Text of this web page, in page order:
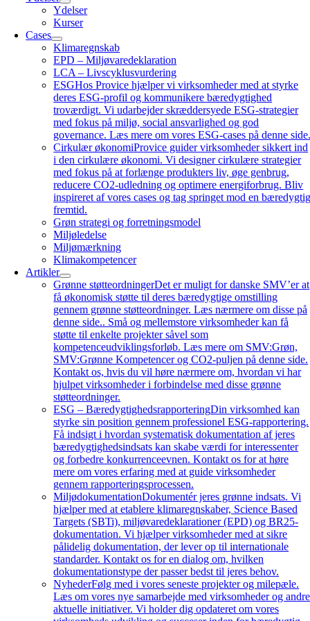
Ydelser
Kurser
Cases
Klimaregnskab
EPD – Miljøvaredeklaration
LCA – Livscyklusvurdering
ESGHos Provice hjælper vi virksomheder med at styrke
deres ESG-profil og kommunikere bæredygtighed
troværdigt. Vi udarbejder skræddersyede ESG-strategier
med fokus på miljø, social ansvarlighed og god
governance. Læs mere om vores ESG-cases på denne
Cirkulær økonomiProvice guider virksomheder sikkert ind
i den cirkulære økonomi. Vi designer cirkulære strategier
med fokus på at forlænge produkters liv, øge genbrug,
reducere CO2-udledning og optimere energiforbrug. Bliv
inspireret af vores cases og tag springet mod en
fremtid.
Grøn strategi og forretningsmodel
Miljøledelse
Miljømærkning
Klimakompetencer
Artikler
Grønne støtteordningerDet er muligt for danske SMV’er at
få økonomisk støtte til deres bæredygtige omstilling
gennem grønne støtteordninger. Læs nærmere om disse på
denne side.. Små og mellemstore virksomheder kan få
støtte til enkelte projekter såvel som
kompetenceudviklingsforløb. Læs mere om SMV:Grøn,
SMV:Grønne Kompetencer og CO2-puljen på denne side.
Kontakt os, hvis du vil høre nærmere om, hvordan vi har
hjulpet virksomheder i forbindelse med disse grønne
støtteordninger.
ESG – BæredygtighedsrapporteringDin virksomhed kan
styrke sin position gennem professionel ESG-rapportering.
Få indsigt i hvordan systematisk dokumentation af jeres
bæredygtighedsindsats kan skabe værdi for interessenter
og forbedre konkurrenceevnen. Kontakt os for at høre
mere om vores erfaring med at guide virksomheder
gennem rapporteringsprocessen.
MiljødokumentationDokumentér jeres grønne indsats. Vi
hjælper med at etablere klimaregnskaber, Science Based
Targets (SBTi), miljøvaredeklarationer (EPD) og BR25-
dokumentation. Vi hjælper virksomheder med at sikre
pålidelig dokumentation, der lever op til internationale
standarder. Kontakt os for en dialog om, hvilken
dokumentationstype der passer bedst til jeres behov.
NyhederFølg med i vores seneste projekter og milepæle.
Læs om vores nye samarbejde med virksomheder og andre
aktuelle initiativer. Vi holder dig opdateret om vores